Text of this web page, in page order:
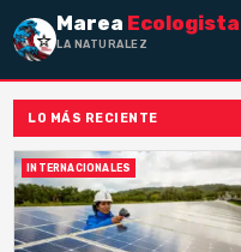
Marea Ecologista
LA NATURALEZA NO
LO MÁS RECIENTE
INTERNACIONALES